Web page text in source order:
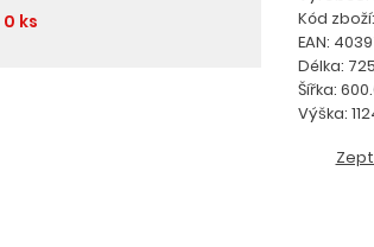
0 ks
Kód
EAN:
Délka:
Šířka:
Výška: